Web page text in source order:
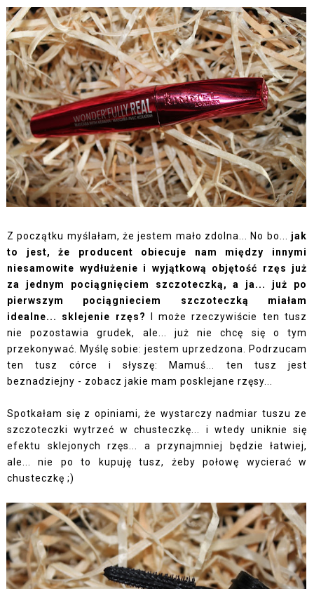
Z początku myślałam, że jestem mało zdolna... No bo... jak
to jest, że producent obiecuje nam między innymi
niesamowite wydłużenie i wyjątkową objętość rzęs już
za jednym pociągnięciem szczoteczką, a ja... już po
pierwszym pociągnieciem szczoteczką miałam
idealne... sklejenie rzęs?
I może rzeczywiście ten tusz
nie pozostawia grudek, ale... już nie chcę się o tym
przekonywać. Myślę sobie: jestem uprzedzona. Podrzucam
ten tusz córce i słyszę: Mamuś... ten tusz jest
beznadziejny - zobacz jakie mam posklejane rzęsy...
Spotkałam się z opiniami, że wystarczy nadmiar tuszu ze
szczoteczki wytrzeć w chusteczkę... i wtedy uniknie się
efektu sklejonych rzęs... a przynajmniej będzie łatwiej,
ale... nie po to kupuję tusz, żeby połowę wycierać w
chusteczkę ;)